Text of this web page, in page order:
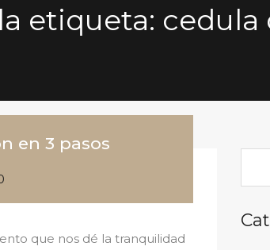
etiqueta:
en 3 pasos
que nos dé la tranquilidad